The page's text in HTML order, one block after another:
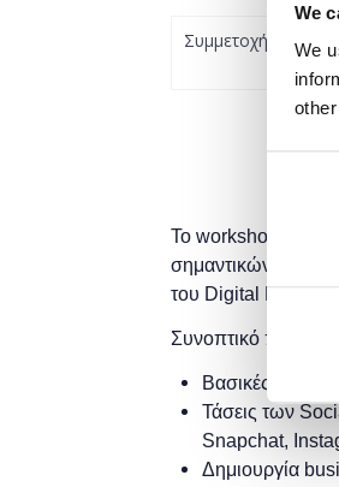
We
We
Συμμετοχή
Το workshop έχει
σημαντικών μέσων
του Digital
Συνοπτικό
Βασικές
Τάσεις των
Snapchat,
Δημιουργία